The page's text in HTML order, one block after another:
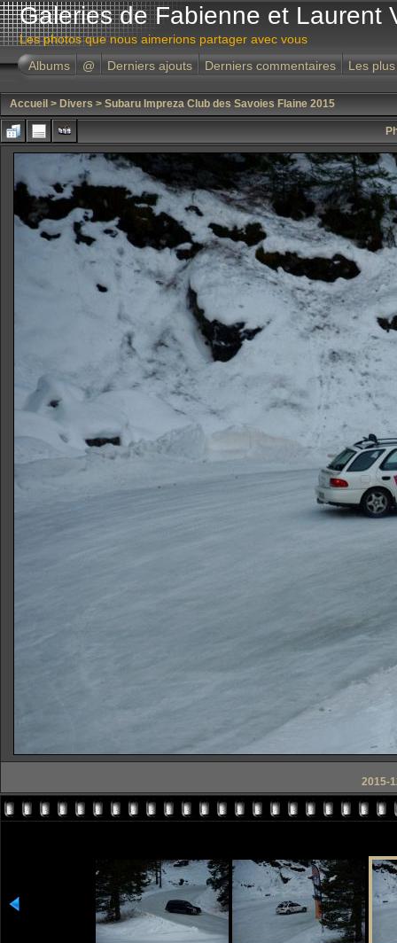
Galeries de Fabienne et Laurent
Les photos que nous aimerions partager avec vous
Albums
@ Derniers ajouts Derniers commentaires Les
Accueil > Divers > Subaru Impreza Club des Savoies Flaine 2015
2015-